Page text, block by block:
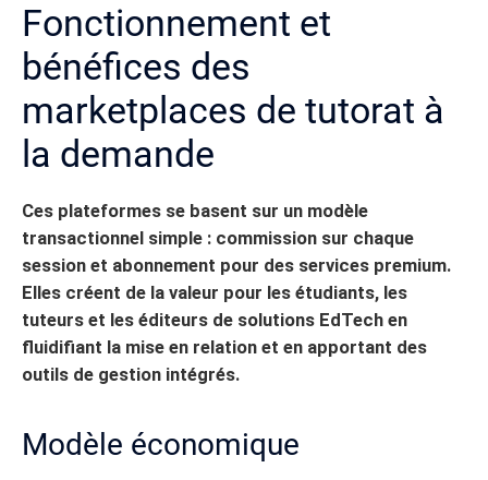
Fonctionnement et
bénéfices des
marketplaces de tutorat à
la demande
Ces plateformes se basent sur un modèle
transactionnel simple : commission sur chaque
session et abonnement pour des services premium.
Elles créent de la valeur pour les étudiants, les
tuteurs et les éditeurs de solutions EdTech en
fluidifiant la mise en relation et en apportant des
outils de gestion intégrés.
Modèle économique